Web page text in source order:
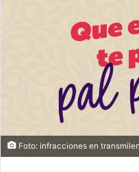
Foto: infracciones en